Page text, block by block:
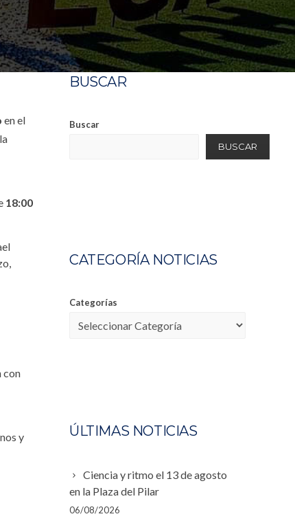
en el
18:00
con
y
BUSCAR
Buscar
BUSCAR
CATEGORÍA NOTICIAS
Categorías
ÚLTIMAS NOTICIAS
Ciencia y ritmo el 13 de agosto
en la Plaza del Pilar
06/08/2026